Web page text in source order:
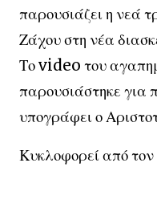
παρουσιάζει η νεά
Ζάχου στη νέα
Το video του
παρουσιάστηκε για
υπογράφει ο
Κυκλοφορεί από